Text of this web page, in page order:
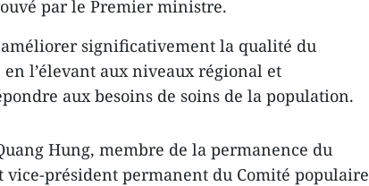
par le Premier ministre.
améliorer significativement la qualité du
l’élevant aux niveaux régional et
aux besoins de soins de la population.
Hung, membre de la permanence du
président permanent du Comité populaire